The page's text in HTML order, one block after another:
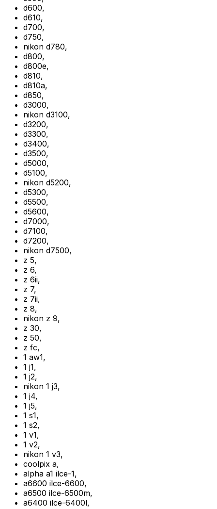
d600,
d610,
d700,
d750,
nikon d780,
d800,
d800e,
d810,
d810a,
d850,
d3000,
nikon d3100,
d3200,
d3300,
d3400,
d3500,
d5000,
d5100,
nikon d5200,
d5300,
d5500,
d5600,
d7000,
d7100,
d7200,
nikon d7500,
z 5,
z 6,
z 6ii,
z 7,
z 7ii,
z 8,
nikon z 9,
z 30,
z 50,
z fc,
1 aw1,
1 j1,
1 j2,
nikon 1 j3,
1 j4,
1 j5,
1 s1,
1 s2,
1 v1,
1 v2,
nikon 1 v3,
coolpix a,
alpha a1 ilce-1,
a6600 ilce-6600,
a6500 ilce-6500m,
a6400 ilce-6400l,